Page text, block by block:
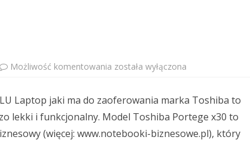
Możliwość komentowania Toshiba
została wyłączona
Laptop jaki ma do zaoferowania marka Toshiba to
lekki i funkcjonalny. Model Toshiba Portege x30 to
(więcej: www.notebooki-biznesowe.pl), który